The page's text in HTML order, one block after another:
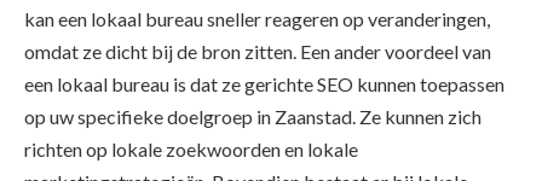
kan een lokaal bureau sneller reageren op veranderingen,
omdat ze dicht bij de bron zitten. Een ander voordeel van
een lokaal bureau is dat ze gerichte SEO kunnen toepassen
op uw specifieke doelgroep in Zaanstad. Ze kunnen zich
richten op lokale zoekwoorden en lokale